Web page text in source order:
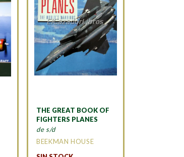
THE GREAT BOOK OF
FIGHTERS PLANES
de s/d
BEEKMAN HOUSE